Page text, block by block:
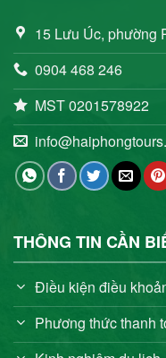
15 Lưu Úc, phường
0904 468 246
MST 0201578922
THÔNG TIN CẦN
Điều kiện điều
Phương thức thanh